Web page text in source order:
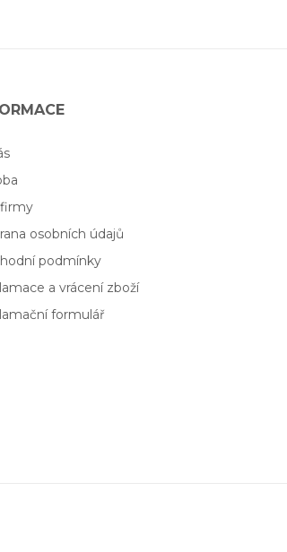
osobních údajů
podmínky
a vrácení zboží
formulář